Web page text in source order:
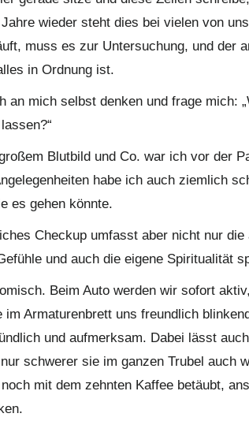
wieder steht dies bei vielen von
muss es zur Untersuchung, und der
in Ordnung ist.
an mich selbst denken und frage mich:
Blutbild und Co. war ich vor der
habe ich auch ziemlich
es gehen könnte.
Checkup umfasst aber nicht nur
und auch die eigene Spiritualität
Beim Auto werden wir sofort
im Armaturenbrett uns freundlich
und aufmerksam. Dabei lässt
schwerer sie im ganzen Trubel auch
mit dem zehnten Kaffee betäubt,